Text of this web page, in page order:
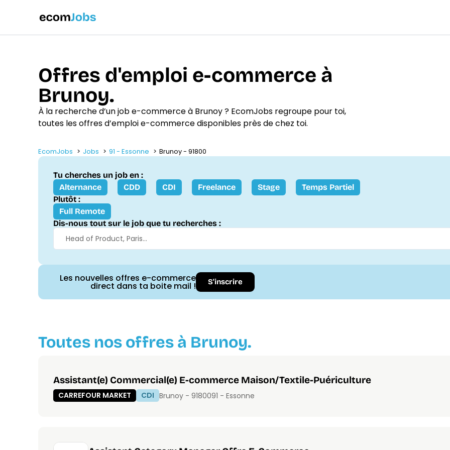
Offres d'emploi e-commerce à
Brunoy.
À la recherche d’un job e-commerce à Brunoy ? EcomJobs regroupe pour toi,
toutes les offres d’emploi e-commerce disponibles près de chez toi.
EcomJobs Jobs 91 - Essonne Brunoy - 91800
Tu cherches un job en :
Alternance
CDD CDI Freelance Stage
Temps Partiel
Plutôt :
Full Remote
Dis-nous tout sur le job que tu recherches :
Les nouvelles offres e-commerce
direct dans ta boite mail ! S'inscrire
Toutes nos offres à Brunoy.
Assistant(e) Commercial(e) E-commerce Maison/Textile-Puériculture
CARREFOUR MARKET CDI Brunoy - 9180091 - Essonne